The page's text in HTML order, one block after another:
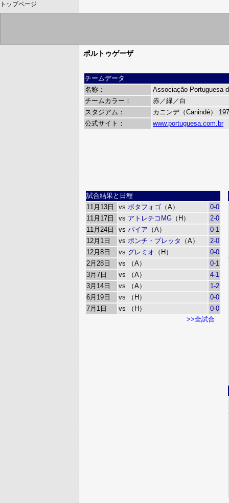
トップページ
ポルトゥゲーザ
チームデータ
名称：
Associação Portuguesa
チームカラー：
赤／緑／白
スタジアム：
カニンデ（Canindé）
公式サイト：
www.portuguesa.com.br
試合結果と日程
11月13日
vs ボタフォゴ （A）
0-0
11月17日
vs アトレチコMG （H）
2-0
11月24日
vs バイア （A）
0-1
12月1日
vs ポンチ・プレッタ （A）
2-0
12月8日
vs グレミオ （H）
0-0
2月28日
vs （A）
0-1
3月7日
vs （A）
4-1
3月14日
vs （A）
1-2
6月19日
vs （H）
0-0
7月1日
vs （H）
0-0
>>全試合